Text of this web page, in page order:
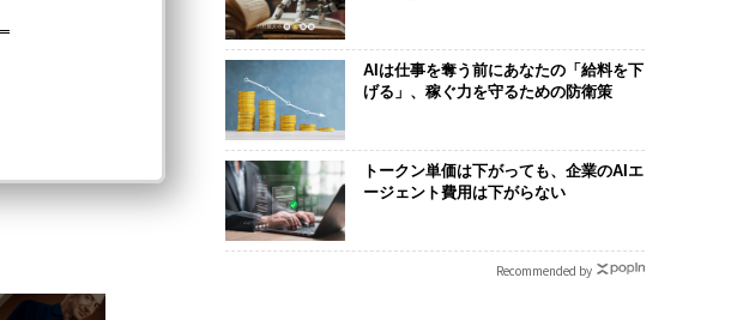
AIは仕事を奪う前にあなたの「給料を下
げる」、稼ぐ力を守るための防衛策
トークン単価は下がっても、企業のAIエ
ージェント費用は下がらない
Recommended by